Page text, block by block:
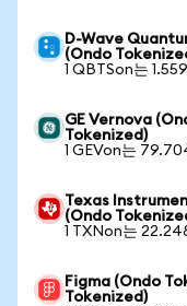
D-Wave
(Ondo
1 QBTSon는
GE Vernova
Tokenized)
1 GEVon는
Texas
(Ondo
1 TXNon는
Figma (Ondo
Tokenized)